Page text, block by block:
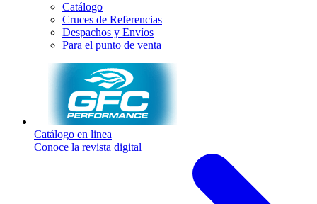
Catálogo
Cruces de Referencias
Despachos y Envíos
Para el punto de venta
Catálogo en linea
Conoce la revista digital